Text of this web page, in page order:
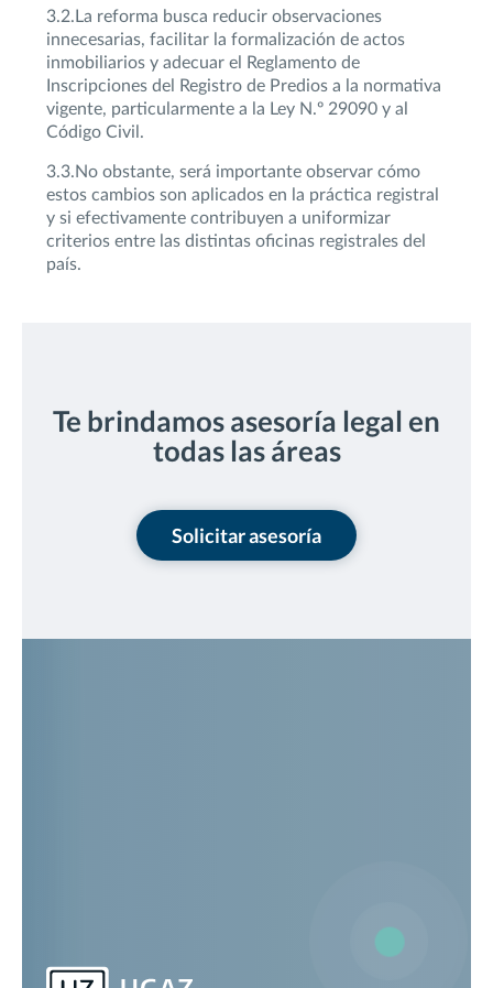
3.2.La reforma busca reducir observaciones
innecesarias, facilitar la formalización de actos
inmobiliarios y adecuar el Reglamento de
Inscripciones del Registro de Predios a la normativa
vigente, particularmente a la Ley N.º 29090 y al
Código Civil.
3.3.No obstante, será importante observar cómo
estos cambios son aplicados en la práctica registral
y si efectivamente contribuyen a uniformizar
criterios entre las distintas oficinas registrales del
país.
Te brindamos asesoría legal en
todas las áreas
Solicitar asesoría